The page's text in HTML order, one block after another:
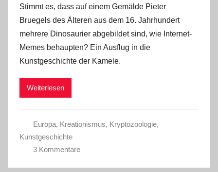
Stimmt es, dass auf einem Gemälde Pieter
Bruegels des Älteren aus dem 16. Jahrhundert
mehrere Dinosaurier abgebildet sind, wie Internet-
Memes behaupten? Ein Ausflug in die
Kunstgeschichte der Kamele.
Weiterlesen
Europa, Kreationismus, Kryptozoologie,
Kunstgeschichte
3 Kommentare